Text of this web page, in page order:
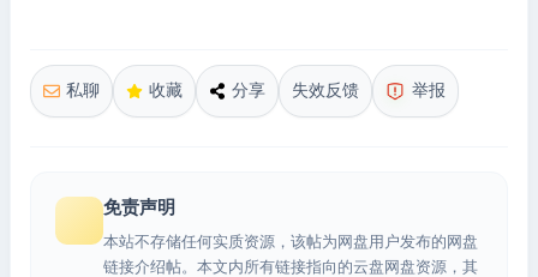
私聊 收藏 分享 失效反馈 举报
免责声明
本站不存储任何实质资源，该帖为网盘用户发布的网盘
链接介绍帖。本文内所有链接指向的云盘网盘资源，其